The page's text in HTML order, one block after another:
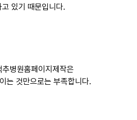
있기 때문입니다.
추병원홈페이지제작은
는 것만으로는 부족합니다.